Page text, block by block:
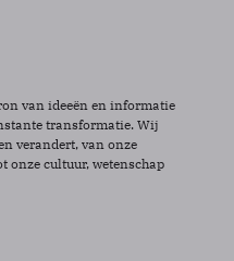
van ideeën en informatie
transformatie. Wij
verandert, van onze
onze cultuur, wetenschap